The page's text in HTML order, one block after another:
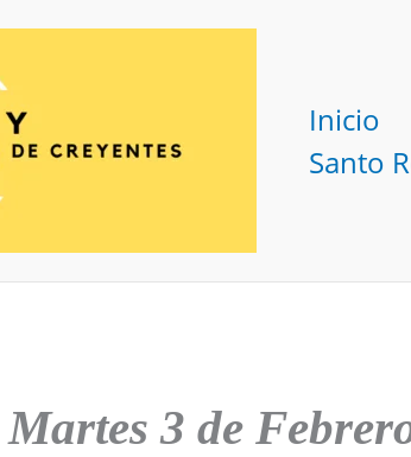
Inicio
Santo
Martes 3 de